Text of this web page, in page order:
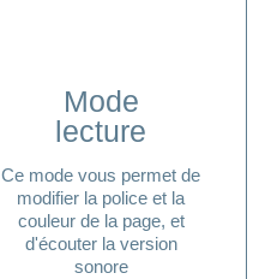
Mode
lecture
Ce mode vous permet de
modifier la police et la
couleur de la page, et
d'écouter la version
sonore
Vous avez besoin d'aide
pour accéder à votre mode
lecture ?
Cliquer ici